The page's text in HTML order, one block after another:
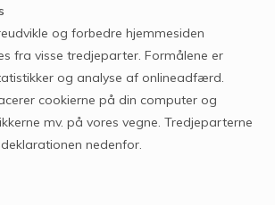
og forbedre hjemmesiden
fra visse tredjeparter. Formålene er
og analyse af onlineadfærd.
cookierne på din computer og
mv. på vores vegne. Tredjeparterne
nedenfor.